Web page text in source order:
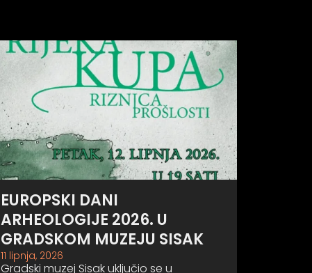
EUROPSKI DANI
ARHEOLOGIJE 2026. U
GRADSKOM MUZEJU SISAK
11 lipnja, 2026
Gradski muzej Sisak uključio se u